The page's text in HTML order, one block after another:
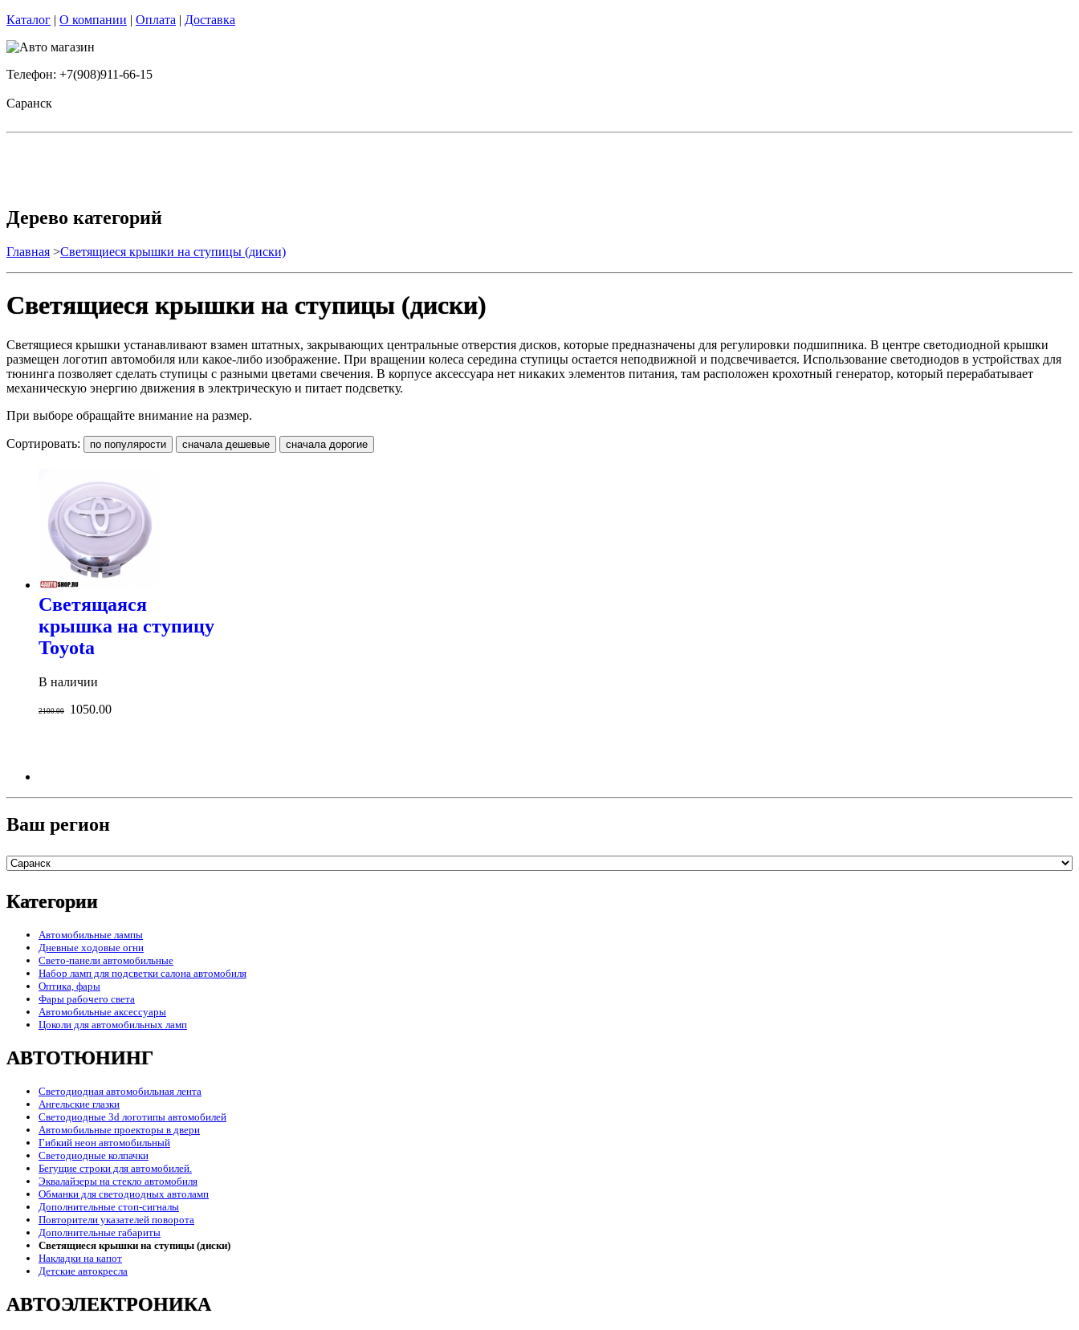
Каталог | О компании | Оплата | Доставка
Телефон: +7(908)911-66-15
Саранск
Дерево категорий
Главная >Светящиеся крышки на ступицы (диски)
Светящиеся крышки на ступицы (диски)
Светящиеся крышки устанавливают взамен штатных, закрывающих центральные отверстия дисков, которые предназначены для регулировки подшипника. В центре светодиодной крышки
размещен логотип автомобиля или какое-либо изображение. При вращении колеса середина ступицы остается неподвижной и подсвечивается. Использование светодиодов в устройствах для
тюнинга позволяет сделать ступицы с разными цветами свечения. В корпусе аксессуара нет никаких элементов питания, там расположен крохотный генератор, который перерабатывает
механическую энергию движения в электрическую и питает подсветку.
При выборе обращайте внимание на размер.
Сортировать:
Светящаяся
крышка на ступицу
Toyota
В наличии
2100.00 1050.00
Ваш регион
Категории
Автомобильные лампы
Дневные ходовые огни
Свето-панели автомобильные
Набор ламп для подсветки салона автомобиля
Оптика, фары
Фары рабочего света
Автомобильные аксессуары
Цоколи для автомобильных ламп
АВТОТЮНИНГ
Светодиодная автомобильная лента
Ангельские глазки
Светодиодные 3d логотипы автомобилей
Автомобильные проекторы в двери
Гибкий неон автомобильный
Светодиодные колпачки
Бегущие строки для автомобилей.
Эквалайзеры на стекло автомобиля
Обманки для светодиодных автоламп
Дополнительные стоп-сигналы
Повторители указателей поворота
Дополнительные габариты
Светящиеся крышки на ступицы (диски)
Накладки на капот
Детские автокресла
АВТОЭЛЕКТРОНИКА